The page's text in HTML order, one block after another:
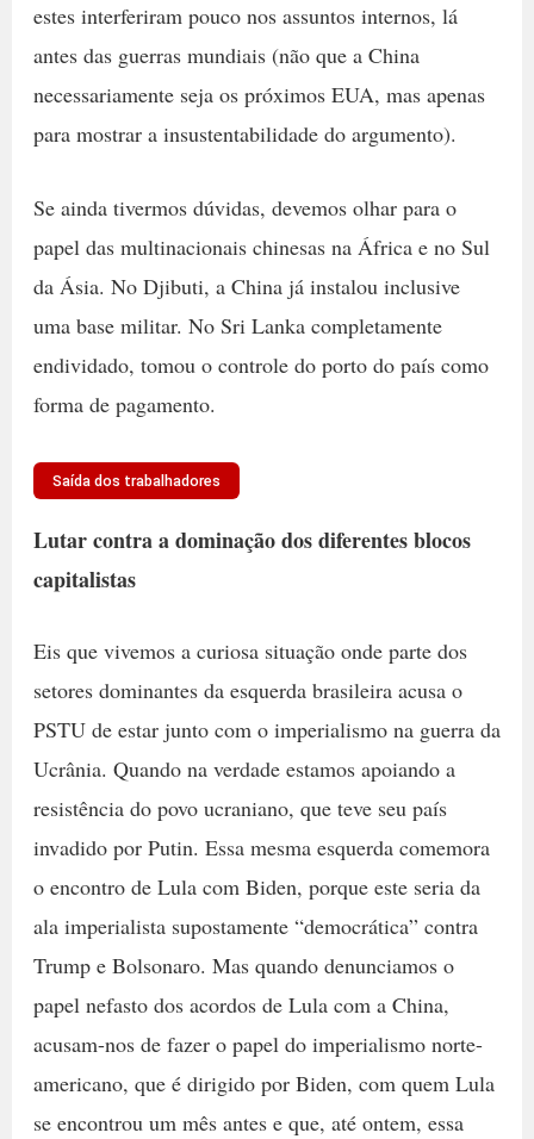
estes interferiram pouco nos assuntos internos, lá
antes das guerras mundiais (não que a China
necessariamente seja os próximos EUA, mas apenas
para mostrar a insustentabilidade do argumento).
Se ainda tivermos dúvidas, devemos olhar para o
papel das multinacionais chinesas na África e no Sul
da Ásia. No Djibuti, a China já instalou inclusive
uma base militar. No Sri Lanka completamente
endividado, tomou o controle do porto do país como
forma de pagamento.
Saída dos trabalhadores
Lutar contra a dominação dos diferentes blocos
capitalistas
Eis que vivemos a curiosa situação onde parte dos
setores dominantes da esquerda brasileira acusa o
PSTU de estar junto com o imperialismo na guerra da
Ucrânia. Quando na verdade estamos apoiando a
resistência do povo ucraniano, que teve seu país
invadido por Putin. Essa mesma esquerda comemora
o encontro de Lula com Biden, porque este seria da
ala imperialista supostamente “democrática” contra
Trump e Bolsonaro. Mas quando denunciamos o
papel nefasto dos acordos de Lula com a China,
acusam-nos de fazer o papel do imperialismo norte-
americano, que é dirigido por Biden, com quem Lula
se encontrou um mês antes e que, até ontem, essa